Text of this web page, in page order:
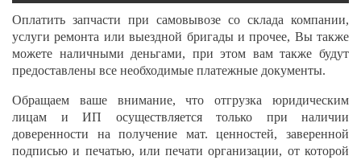
Оплатить запчасти при самовывозе со склада компании,
услуги ремонта или выездной бригады и прочее, Вы также
можете наличными деньгами, при этом вам также будут
предоставлены все необходимые платежные документы.
Обращаем ваше внимание, что отгрузка юридическим
лицам и ИП осуществляется только при наличии
доверенности на получение мат. ценностей, заверенной
подписью и печатью, или печати организации, от которой